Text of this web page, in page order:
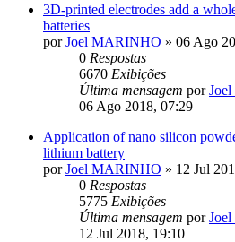
3D-printed electrodes add a
batteries
porJoel MARINHO » 06 Ago
0 Respostas
6670 Exibições
Última mensagem por
06 Ago 2018, 07:29
Application of nano silicon
lithium battery
porJoel MARINHO » 12 Jul
0 Respostas
5775 Exibições
Última mensagem por
12 Jul 2018, 19:10